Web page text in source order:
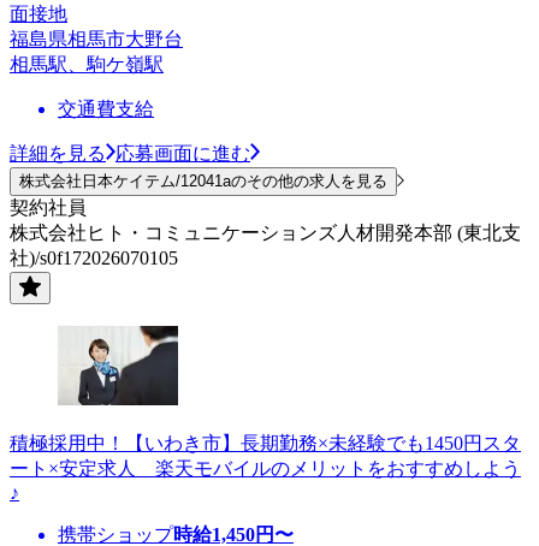
面接地
福島県相馬市大野台
相馬駅、駒ケ嶺駅
交通費支給
詳細を見る 応募画面に進む
株式会社日本ケイテム/12041aのその他の求人を見る
契約社員
株式会社ヒト・コミュニケーションズ人材開発本部 (東北支
社)/s0f172026070105
積極採用中！【いわき市】長期勤務×未経験でも1450円スタ
ート×安定求人 楽天モバイルのメリットをおすすめしよう
♪
携帯ショップ時給1,450円〜